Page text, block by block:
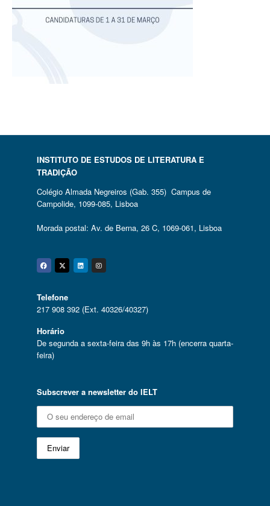
INSTITUTO DE ESTUDOS DE LITERATURA E
TRADIÇÃO
Colégio Almada Negreiros (Gab. 355) Campus de
Campolide, 1099-085, Lisboa
Morada postal: Av. de Berna, 26 C, 1069-061, Lisboa
Facebook
Twitter
Linkedin
Instagram
Telefone
217 908 392 (Ext. 40326/40327)
Horário
De segunda a sexta-feira das 9h às 17h (encerra quarta-
feira)
Subscrever a newsletter do IELT